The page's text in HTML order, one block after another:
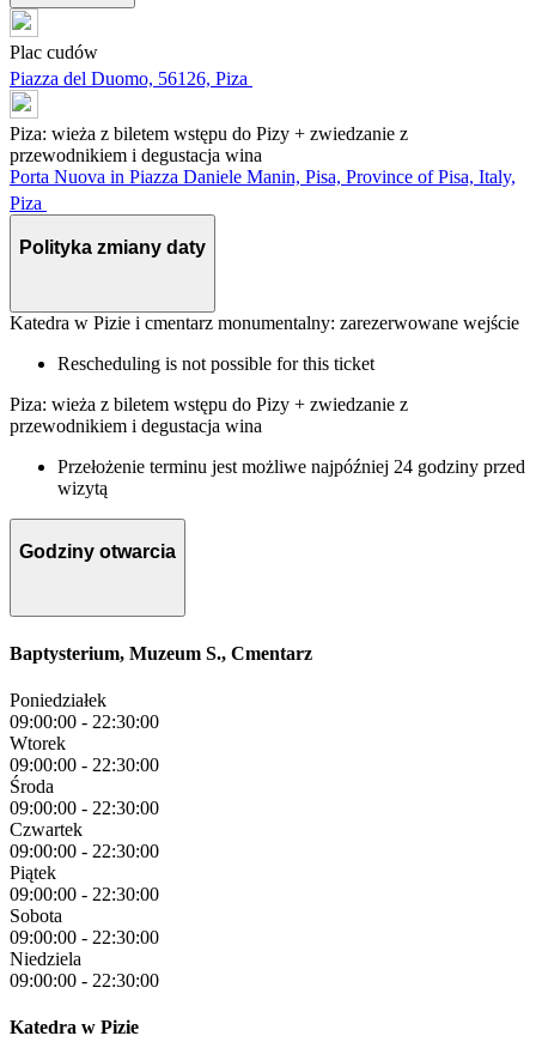
Plac cudów
Piazza del Duomo, 56126, Piza
Piza: wieża z biletem wstępu do Pizy + zwiedzanie z
przewodnikiem i degustacja wina
Porta Nuova in Piazza Daniele Manin, Pisa, Province of Pisa, Italy,
Piza
Polityka zmiany daty
Katedra w Pizie i cmentarz monumentalny: zarezerwowane wejście
Rescheduling is not possible for this ticket
Piza: wieża z biletem wstępu do Pizy + zwiedzanie z
przewodnikiem i degustacja wina
Przełożenie terminu jest możliwe najpóźniej 24 godziny przed
wizytą
Godziny otwarcia
Baptysterium, Muzeum S., Cmentarz
Poniedziałek
09:00:00 - 22:30:00
Wtorek
09:00:00 - 22:30:00
Środa
09:00:00 - 22:30:00
Czwartek
09:00:00 - 22:30:00
Piątek
09:00:00 - 22:30:00
Sobota
09:00:00 - 22:30:00
Niedziela
09:00:00 - 22:30:00
Katedra w Pizie